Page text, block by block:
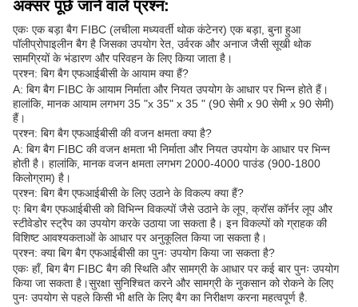
अक्सर पूछे जाने वाले प्रश्न:
एकः एक बड़ा बैग FIBC (लचीला मध्यवर्ती थोक कंटेनर) एक बड़ा, बुना हुआ
पॉलीप्रोपाइलीन बैग है जिसका उपयोग रेत, उर्वरक और अनाज जैसी सूखी थोक
सामग्रियों के भंडारण और परिवहन के लिए किया जाता है।
प्रश्न: बिग बैग एफआईबीसी के आयाम क्या हैं?
A: बिग बैग FIBC के आयाम निर्माता और नियत उपयोग के आधार पर भिन्न होते हैं।
हालांकि, मानक आयाम लगभग 35 "x 35" x 35 " (90 सेमी x 90 सेमी x 90 सेमी)
हैं।
प्रश्न: बिग बैग एफआईबीसी की वजन क्षमता क्या है?
A: बिग बैग FIBC की वजन क्षमता भी निर्माता और नियत उपयोग के आधार पर भिन्न
होती है। हालांकि, मानक वजन क्षमता लगभग 2000-4000 पाउंड (900-1800
किलोग्राम) है।
प्रश्न: बिग बैग एफआईबीसी के लिए उठाने के विकल्प क्या हैं?
एः बिग बैग एफआईबीसी को विभिन्न विकल्पों जैसे उठाने के लूप, क्रॉस कॉर्नर लूप और
स्टीवेडोर स्ट्रैप का उपयोग करके उठाया जा सकता है। इन विकल्पों को ग्राहक की
विशिष्ट आवश्यकताओं के आधार पर अनुकूलित किया जा सकता है।
प्रश्न: क्या बिग बैग एफआईबीसी का पुनः उपयोग किया जा सकता है?
एकः हाँ, बिग बैग FIBC बैग की स्थिति और सामग्री के आधार पर कई बार पुनः उपयोग
किया जा सकता है।सुरक्षा सुनिश्चित करने और सामग्री के नुकसान को रोकने के लिए
पुनः उपयोग से पहले किसी भी क्षति के लिए बैग का निरीक्षण करना महत्वपूर्ण है.